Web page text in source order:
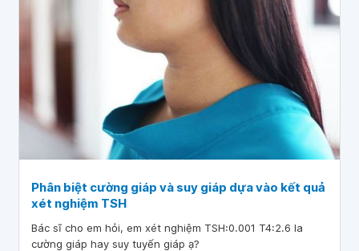
Phân biệt cường giáp và suy giáp dựa vào kết quả
xét nghiệm TSH
Bác sĩ cho em hỏi, em xét nghiệm TSH:0.001 T4:2.6 la
cường giáp hay suy tuyến giáp ạ?